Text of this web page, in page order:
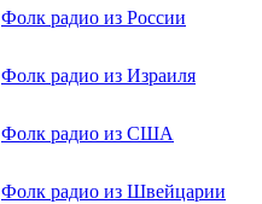
Фолк радио из России
Фолк радио из Израиля
Фолк радио из США
Фолк радио из Швейцарии